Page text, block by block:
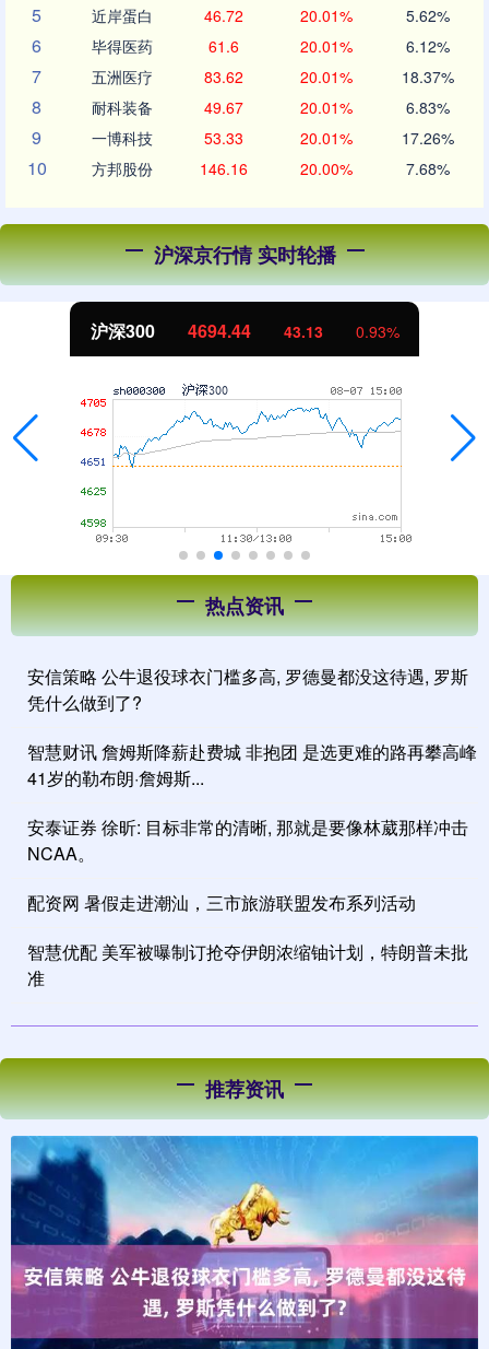
5 近岸蛋白 46.72 20.01% 5.62%
6 毕得医药 61.6 20.01% 6.12%
7 五洲医疗 83.62 20.01% 18.37%
8 耐科装备 49.67 20.01% 6.83%
9 一博科技 53.33 20.01% 17.26%
10 方邦股份 146.16 20.00% 7.68%
沪深京行情 实时轮播
北证50 1134.24
热点资讯
安信策略 公牛退役球衣门槛多高, 罗德曼都没这待遇, 罗斯
凭什么做到了?
智慧财讯 詹姆斯降薪赴费城 非抱团 是选更难的路再攀高峰
41岁的勒布朗·詹姆斯...
安泰证券 徐昕: 目标非常的清晰, 那就是要像林葳那样冲击
NCAA。
配资网 暑假走进潮汕，三市旅游联盟发布系列活动
智慧优配 美军被曝制订抢夺伊朗浓缩铀计划，特朗普未批
准
推荐资讯